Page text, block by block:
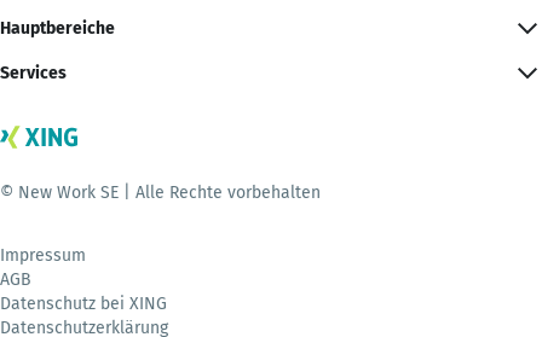
Hauptbereiche
Services
© New Work SE | Alle Rechte vorbehalten
Impressum
AGB
Datenschutz bei XING
Datenschutzerklärung